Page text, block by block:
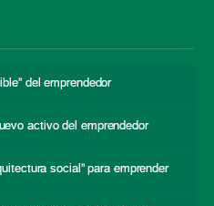
del emprendedor
activo del emprendedor
social” para emprender